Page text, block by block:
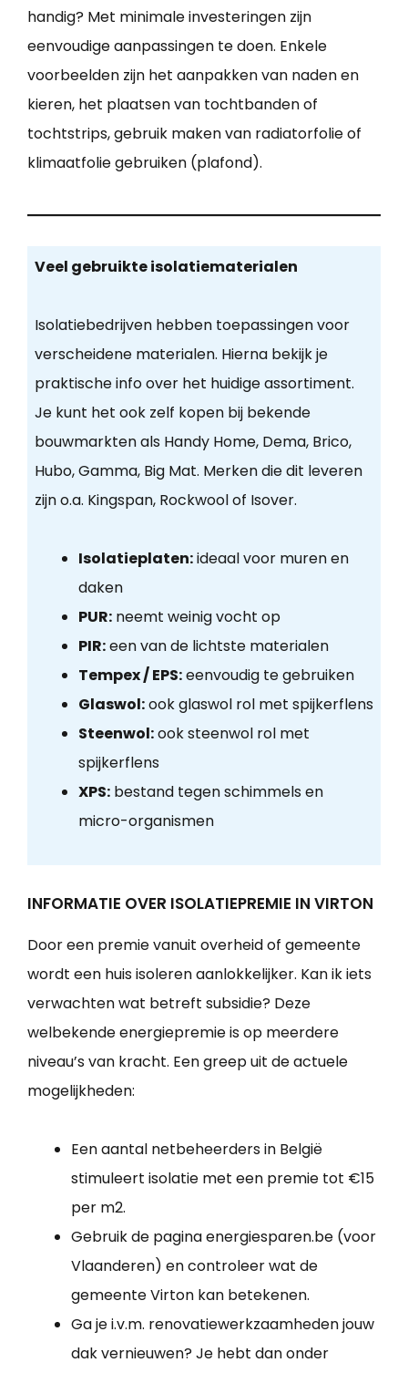
handig? Met minimale investeringen zijn
eenvoudige aanpassingen te doen. Enkele
voorbeelden zijn het aanpakken van naden en
kieren, het plaatsen van tochtbanden of
tochtstrips, gebruik maken van radiatorfolie of
klimaatfolie gebruiken (plafond).
Veel gebruikte isolatiematerialen
Isolatiebedrijven hebben toepassingen voor
verscheidene materialen. Hierna bekijk je
praktische info over het huidige assortiment.
Je kunt het ook zelf kopen bij bekende
bouwmarkten als Handy Home, Dema, Brico,
Hubo, Gamma, Big Mat. Merken die dit leveren
zijn o.a. Kingspan, Rockwool of Isover.
Isolatieplaten:ideaal voor muren en
daken
PUR:neemt weinig vocht op
PIR:een van de lichtste materialen
Tempex / EPS:eenvoudig te gebruiken
Glaswol:ook glaswol rol met spijkerflens
Steenwol:ook steenwol rol met
spijkerflens
XPS:bestand tegen schimmels en
micro-organismen
INFORMATIE OVER ISOLATIEPREMIE IN VIRTON
Door een premie vanuit overheid of gemeente
wordt een huis isoleren aanlokkelijker. Kan ik iets
verwachten wat betreft subsidie? Deze
welbekende energiepremie is op meerdere
niveau’s van kracht. Een greep uit de actuele
mogelijkheden:
Een aantal netbeheerders in België
stimuleert isolatie met een premie tot €15
per m2.
Gebruik de pagina energiesparen.be (voor
Vlaanderen) en controleer wat de
gemeente Virton kan betekenen.
Ga je i.v.m. renovatiewerkzaamheden jouw
dak vernieuwen? Je hebt dan onder